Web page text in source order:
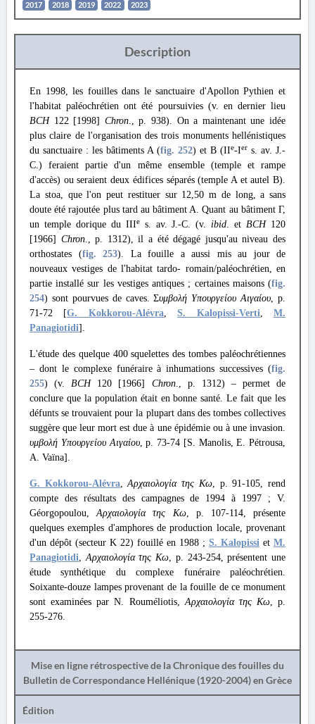
2017
2018 2019 2022 2023
Description
En 1998, les fouilles dans le sanctuaire d'Apollon Pythien et
l'habitat paléochrétien ont été poursuivies (v. en dernier lieu
BCH 122 [1998] Chron., p. 938). On a maintenant une idée
plus claire de l'organisation des trois monuments hellénistiques
du sanctuaire : les bâtiments A (fig. 252) et Β (IIe-Ier s. av. J.-
C.) feraient partie d'un même ensemble (temple et rampe
d'accès) ou seraient deux édifices séparés (temple A et autel B).
La stoa, que l'on peut restituer sur 12,50 m de long, a sans
doute été rajoutée plus tard au bâtiment A. Quant au bâtiment Γ,
un temple dorique du IIIes. av. J.-C. (v.ibid. etBCH 120
[1966] Chron., p. 1312), il a été dégagé jusqu'au niveau des
orthostates (fig. 253). La fouille a aussi mis au jour de
nouveaux vestiges de l'habitat tardo- romain/paléochrétien, en
partie installé sur les vestiges antiques ; certaines maisons (fig.
254) sont pourvues de caves. Συμβολή Υπουργείου Αιγαίου, p.
71-72 [G. Kokkorou-Alévra,S. Kalopissi-Verti,M.
Panagiotidi].
L'étude des quelque 400 squelettes des tombes paléochrétiennes
– dont le complexe funéraire à inhumations successives (fig.
255) (v.BCH120 [1966] Chron., p. 1312) – permet de
conclure que la population était en bonne santé. Le fait que les
défunts se trouvaient pour la plupart dans des tombes collectives
suggère que leur mort est due à une épidémie ou à une invasion.
υμβολή Υπουργείου Αιγαίου, p. 73-74 [S. Manolis, E. Pétrousa,
A. Vaïna].
G. Kokkorou-Alévra,Αρχαιολογία της Κω, p. 91-105, rend
compte des résultats des campagnes de 1994 à 1997 ; V.
Géorgopoulou,Αρχαιολογία της Κω, p. 107-114, présente
quelques exemples d'amphores de production locale, provenant
d'un dépôt (secteur Κ 22) fouillé en 1988 ; S. Kalopissi et M.
Panagiotidi,Αρχαιολογία της Κω, p. 243-254, présentent une
étude synthétique du complexe funéraire paléochrétien.
Soixante-douze lampes provenant de la fouille de ce monument
sont examinées par N. Rouméliotis,Αρχαιολογία της Κω, p.
255-276.
Mise en ligne rétrospective de la Chronique des fouilles du
Bulletin de Correspondance Hellénique (1920-2004) en Grèce
Édition